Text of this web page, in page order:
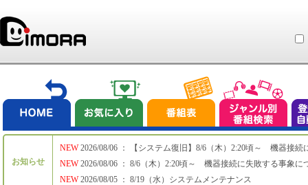
お知らせ
NEW
NEW
NEW
2026/08/06 ： 【システム復旧】8/6（木）2:20頃～ 機器接続
2026/08/06 ： 8/6（木）2:20頃～ 機器接続に失敗する事象に
2026/08/05 ： 8/19（水）システムメンテナンス